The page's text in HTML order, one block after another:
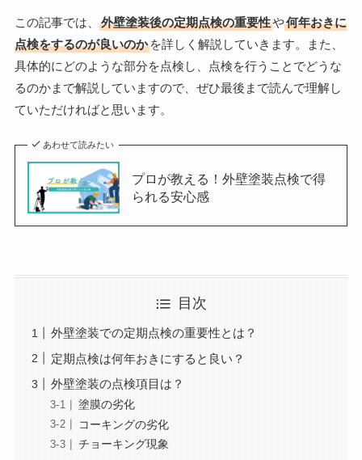
この記事では、 外壁塗装後の定期点検の重要性や何年おきに
点検をするのが良いのかを詳しく解説していきます。また、
具体的にどのような部分を点検し、点検を行うことでどうな
るのかまで解説していますので、ぜひ最後まで読んで理解し
ていただければと思います。
あわせて読みたい
プロが教える！外壁塗装点検で得
られる安心感
目次
外壁塗装での定期点検の重要性とは？
定期点検は何年おきにすると良い？
外壁塗装の点検項目は？
塗膜の劣化
コーキングの劣化
チョーキング現象